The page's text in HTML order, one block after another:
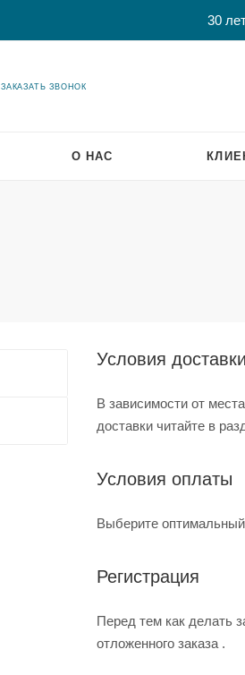
30
ЗАКАЗАТЬ ЗВОНОК
О НАС
Условия доставки
В зависимости от
доставки читайте в
Условия оплаты
Выберите
Регистрация
Перед тем как делать
отложенного заказа .